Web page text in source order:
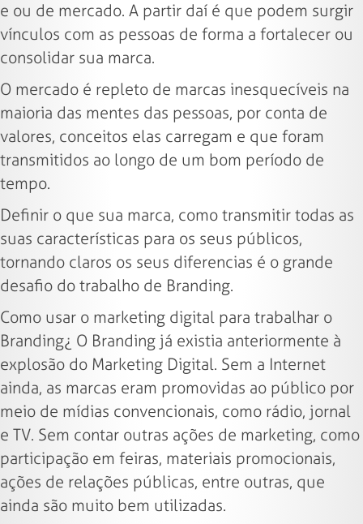
e ou de mercado. A partir daí é que podem surgir
vínculos com as pessoas de forma a fortalecer ou
consolidar sua marca.
O mercado é repleto de marcas inesquecíveis na
maioria das mentes das pessoas, por conta de
valores, conceitos elas carregam e que foram
transmitidos ao longo de um bom período de
tempo.
Definir o que sua marca, como transmitir todas as
suas características para os seus públicos,
tornando claros os seus diferencias é o grande
desafio do trabalho de Branding.
Como usar o marketing digital para trabalhar o
Branding¿ O Branding já existia anteriormente à
explosão do Marketing Digital. Sem a Internet
ainda, as marcas eram promovidas ao público por
meio de mídias convencionais, como rádio, jornal
e TV. Sem contar outras ações de marketing, como
participação em feiras, materiais promocionais,
ações de relações públicas, entre outras, que
ainda são muito bem utilizadas.